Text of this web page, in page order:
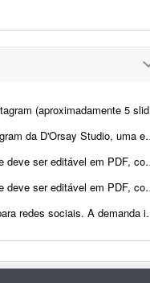
pediatras. A identidade visual já está pré-definida...
de hardware, software, sistemas embarcados e soluçõ...
Quero unir dois elementos: o lobo ficar&aac...
Quero unir dois elementos: o lobo no cart&a...
de: * 8 artes para o feed por mês; * Stori...